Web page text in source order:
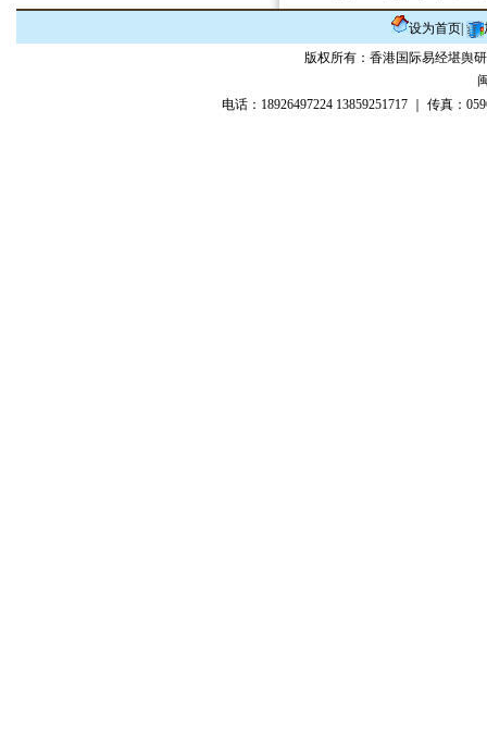
设为首页|
版权所有：香港国际易经堪舆
电话：18926497224 13859251717 ｜ 传真：